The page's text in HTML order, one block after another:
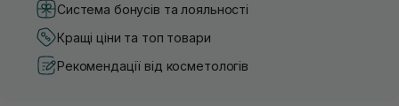
Система бонусів та лояльності
Кращі ціни та топ товари
Рекомендації від косметологів